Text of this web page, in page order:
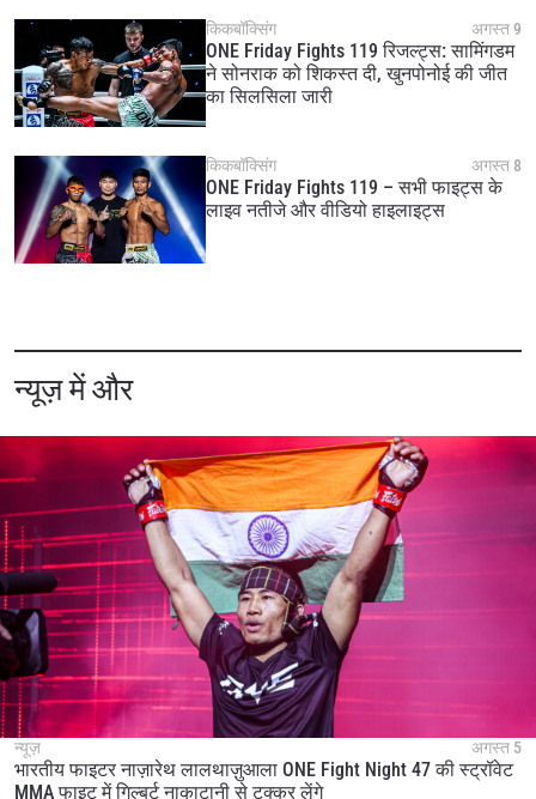
किकबॉक्सिंग अगस्त 9
ONE Friday Fights 119 रिजल्ट्स: सामिंगडम
ने सोनराक को शिकस्त दी, खुनपोनोई की जीत
का सिलसिला जारी
किकबॉक्सिंग अगस्त 8
ONE Friday Fights 119 – सभी फाइट्स के
लाइव नतीजे और वीडियो हाइलाइट्स
न्यूज़ में और
न्यूज़ अगस्त 5
भारतीय फाइटर नाज़ारेथ लालथाज़ुआला ONE Fight Night 47 की स्ट्रॉवेट
MMA फाइट में गिल्बर्ट नाकाटानी से टक्कर लेंगे